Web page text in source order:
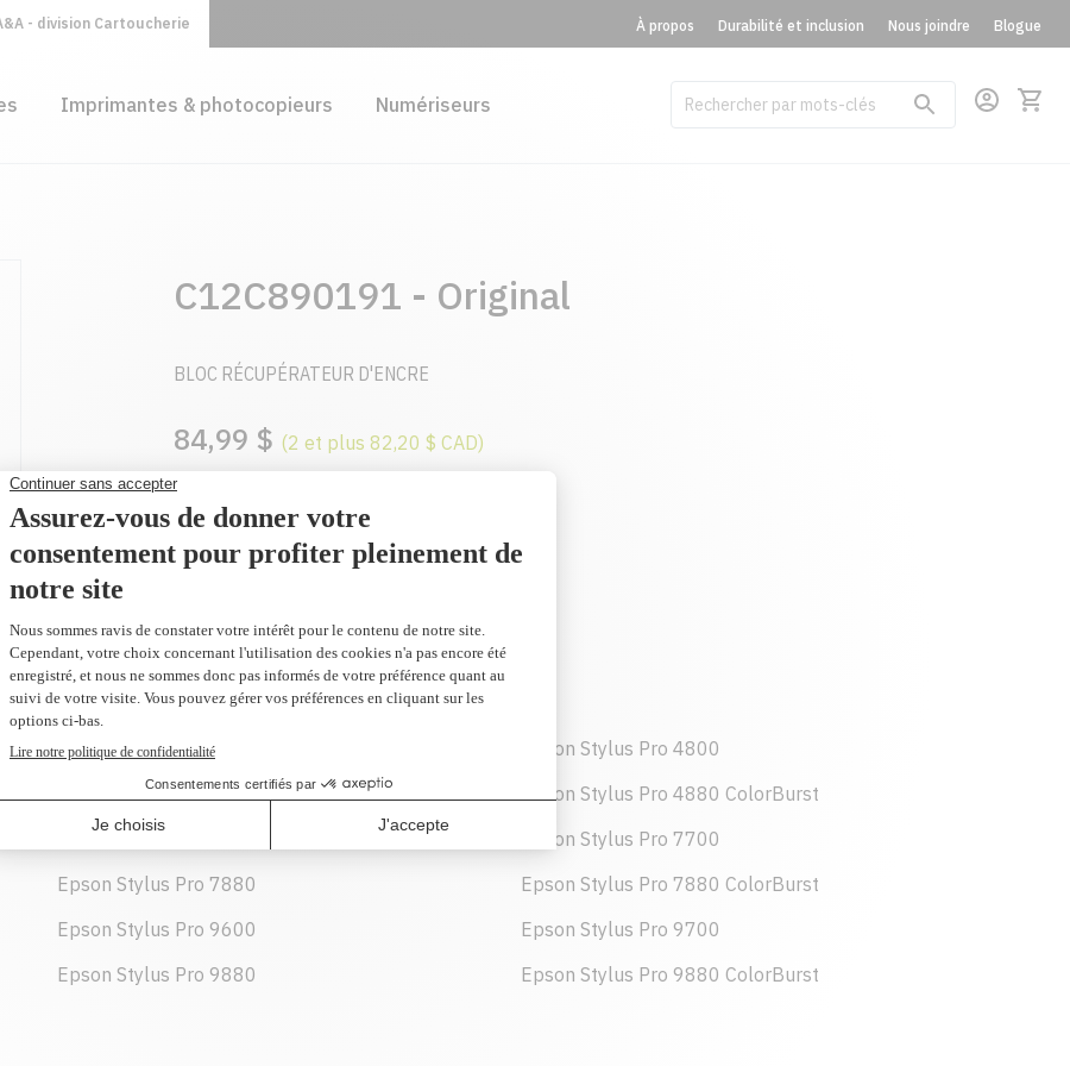
- division Cartoucherie À propos Durabilité et inclusion Nous joindre Blogue
Imprimantes & photocopieurs Numériseurs
C12C890191 - Original
BLOC RÉCUPÉRATEUR D'ENCRE
84,99 $ (2 et plus 82,20 $ CAD)
Epson Stylus Pro 4000
Epson Stylus Pro 4800
Epson Stylus Pro 4880
Epson Stylus Pro 4880 ColorBurst
Epson Stylus Pro 7700
Epson Stylus Pro 7880
Epson Stylus Pro 7880 ColorBurst
Epson Stylus Pro 9600
Epson Stylus Pro 9700
Epson Stylus Pro 9880
Epson Stylus Pro 9880 ColorBurst